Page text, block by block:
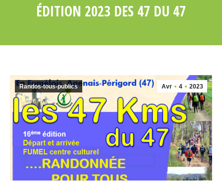
ÉDITION 2023 DES 47 DU 47
Avr 4 2023
Randos-tous-publics